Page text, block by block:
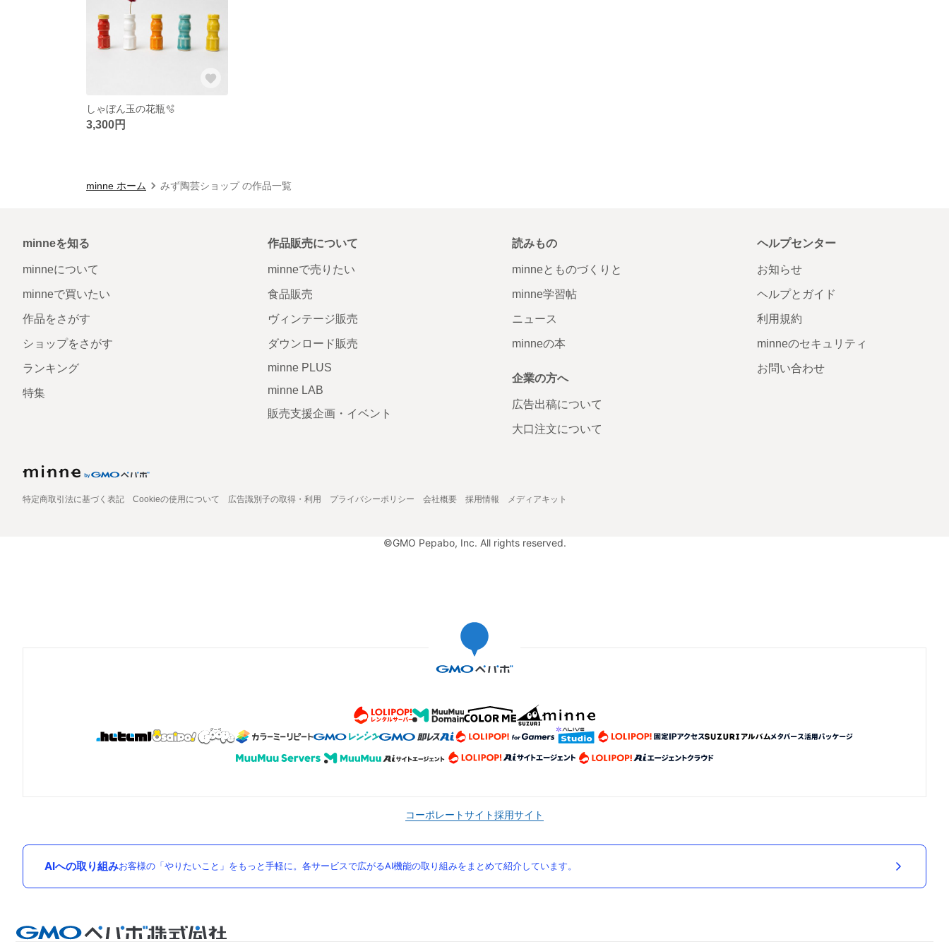
しゃぼん玉の花瓶🫧
3,300円
minne ホーム みず陶芸ショップ の作品一覧
minneを知る
minneについて
minneで買いたい
作品をさがす
ショップをさがす
ランキング
特集
作品販売について
minneで売りたい
食品販売
ヴィンテージ販売
ダウンロード販売
minne PLUS
minne LAB
販売支援企画・イベント
読みもの
minneとものづくりと
minne学習帖
ニュース
minneの本
企業の方へ
広告出稿について
大口注文について
ヘルプセンター
お知らせ
ヘルプとガイド
利用規約
minneのセキュリティ
お問い合わせ
特定商取引法に基づく表記 Cookieの使用について 広告識別子の取得・利用 プライバシーポリシー 会社概要 採用情報 メディアキット
©GMO Pepabo, Inc. All rights reserved.
コーポレートサイト採用サイト
AIへの取り組みお客様の「やりたいこと」をもっと手軽に。各サービスで広がるAI機能の取り組みをまとめて紹介しています。